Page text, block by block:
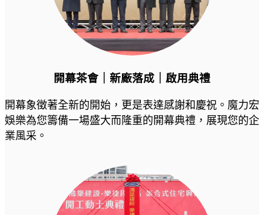
開幕茶會｜新廠落成｜啟用典禮
開幕象徵著全新的開始，更是表達感謝和慶祝。魔力宏
娛樂為您籌備一場盛大而隆重的開幕典禮，展現您的企
業風采。